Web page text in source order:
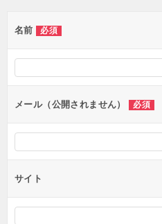
名前 必須
メール（公開されません） 必須
サイト